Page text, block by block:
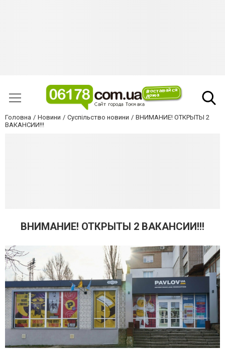
Головна Новини Суспільство новини
ВНИМАНИЕ! ОТКРЫТЫ 2
ВАКАНСИИ!!!
ВНИМАНИЕ! ОТКРЫТЫ 2 ВАКАНСИИ!!!